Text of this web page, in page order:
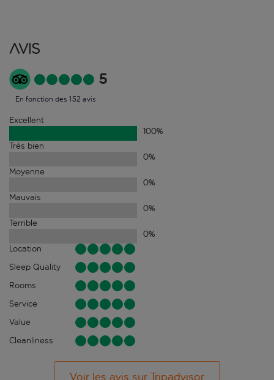
Avis
5
En fonction des 152 avis
Excellent
100%
Très bien
0%
Moyenne
0%
Mauvais
0%
Terrible
0%
Location
Sleep Quality
Rooms
Service
Value
Cleanliness
Voir les avis sur Tripadvisor